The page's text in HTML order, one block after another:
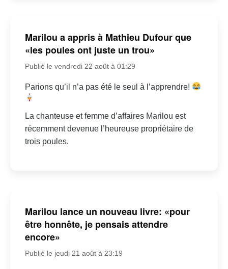
Marilou a appris à Mathieu Dufour que
«les poules ont juste un trou»
Publié le vendredi 22 août à 01:29
Parions qu’il n’a pas été le seul à l’apprendre!
La chanteuse et femme d’affaires Marilou est
récemment devenue l’heureuse propriétaire de
trois poules.
Marilou lance un nouveau livre: «pour
être honnête, je pensais attendre
encore»
Publié le jeudi 21 août à 23:19